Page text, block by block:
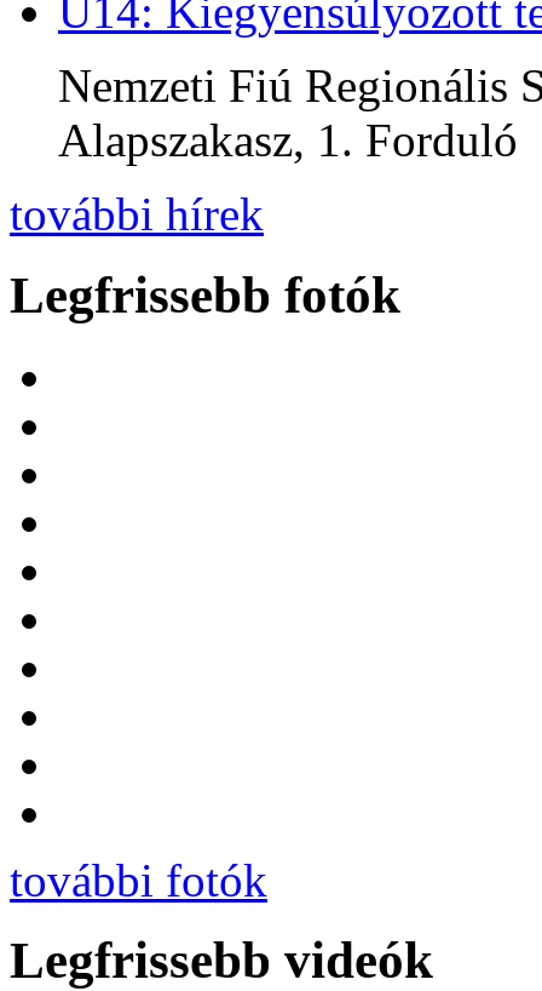
U14: Kiegyensúlyozott
Nemzeti Fiú Regionális
Alapszakasz, 1. Forduló
további hírek
Legfrissebb fotók
további fotók
Legfrissebb videók